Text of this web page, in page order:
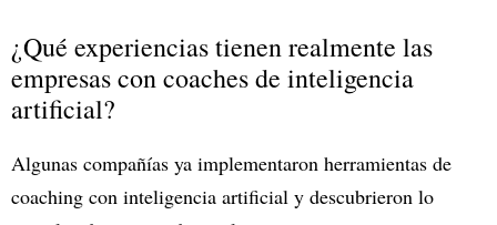
¿Qué experiencias tienen realmente las
empresas con coaches de inteligencia
artificial?
Algunas compañías ya implementaron herramientas de
coaching con inteligencia artificial y descubrieron lo